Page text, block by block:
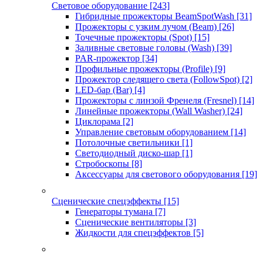
Световое оборудование [243]
Гибридные прожекторы BeamSpotWash [31]
Прожекторы с узким лучом (Beam) [26]
Точечные прожекторы (Spot) [15]
Заливные световые головы (Wash) [39]
PAR-прожектор [34]
Профильные прожекторы (Profile) [9]
Прожектор следящего света (FollowSpot) [2]
LED-бар (Bar) [4]
Прожекторы с линзой Френеля (Fresnel) [14]
Линейные прожекторы (Wall Washer) [24]
Циклорама [2]
Управление световым оборудованием [14]
Потолочные светильники [1]
Светодиодный диско-шар [1]
Стробоскопы [8]
Аксессуары для светового оборудования [19]
Сценические спецэффекты [15]
Генераторы тумана [7]
Сценические вентиляторы [3]
Жидкости для спецэффектов [5]